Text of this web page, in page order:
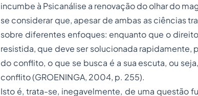
incumbe à Psicanálise a renovação do olhar do
se considerar que, apesar de ambas as ciências
sobre diferentes enfoques: enquanto que o
resistida, que deve ser solucionada rapidamente,
do conflito, o que se busca é a sua escuta, ou
conflito (GROENINGA, 2004, p. 255).
Isto é, trata-se, inegavelmente, de uma questão